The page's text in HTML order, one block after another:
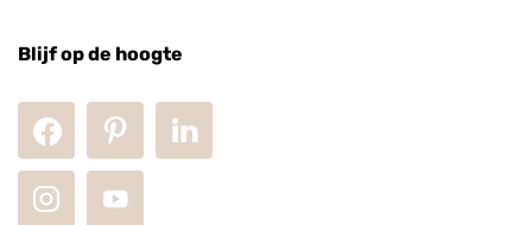
Blijf op de hoogte